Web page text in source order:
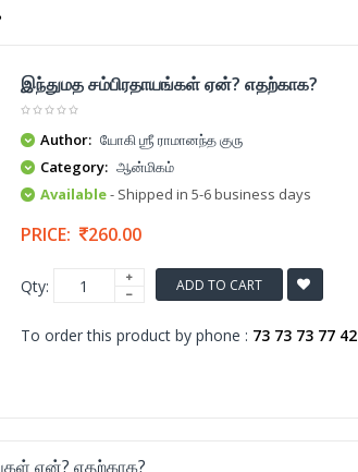
இந்துமத சம்பிரதாயங்கள் ஏன்? எதற்காக?
Author: யோகி ஶ்ரீ ராமானந்த குரு
Category: ஆன்மிகம்
Available- Shipped in 5-6 business days
PRICE: 260.00
Qty: ADD TO CART
To order this product by phone : 73 73 73 77 42
ஏன்? எதற்காக?